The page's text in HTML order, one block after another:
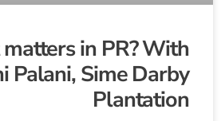
in PR? With
Palani, Sime Darby
Plantation